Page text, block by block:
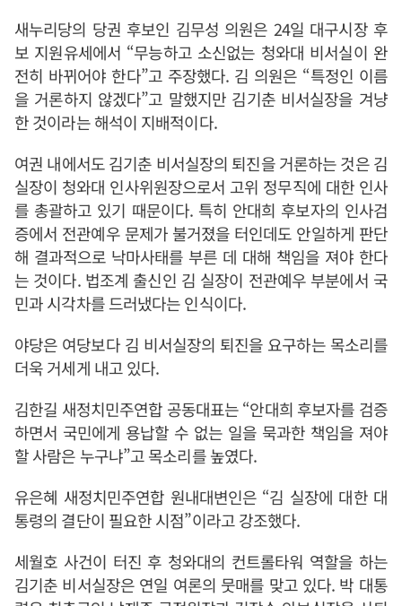
새누리당의 당권 후보인 김무성 의원은 24일 대구시장 후
보 지원유세에서 “무능하고 소신없는 청와대 비서실이 완
전히 바뀌어야 한다”고 주장했다. 김 의원은 “특정인 이름
을 거론하지 않겠다”고 말했지만 김기춘 비서실장을 겨냥
한 것이라는 해석이 지배적이다.
여권 내에서도 김기춘 비서실장의 퇴진을 거론하는 것은 김
실장이 청와대 인사위원장으로서 고위 정무직에 대한 인사
를 총괄하고 있기 때문이다. 특히 안대희 후보자의 인사검
증에서 전관예우 문제가 불거졌을 터인데도 안일하게 판단
해 결과적으로 낙마사태를 부른 데 대해 책임을 져야 한다
는 것이다. 법조계 출신인 김 실장이 전관예우 부분에서 국
민과 시각차를 드러냈다는 인식이다.
야당은 여당보다 김 비서실장의 퇴진을 요구하는 목소리를
더욱 거세게 내고 있다.
김한길 새정치민주연합 공동대표는 “안대희 후보자를 검증
하면서 국민에게 용납할 수 없는 일을 묵과한 책임을 져야
할 사람은 누구냐”고 목소리를 높였다.
유은혜 새정치민주연합 원내대변인은 “김 실장에 대한 대
통령의 결단이 필요한 시점”이라고 강조했다.
세월호 사건이 터진 후 청와대의 컨트롤타워 역할을 하는
김기춘 비서실장은 연일 여론의 뭇매를 맞고 있다. 박 대통